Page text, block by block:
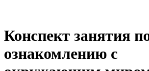
Конспект занятия
ознакомлению с